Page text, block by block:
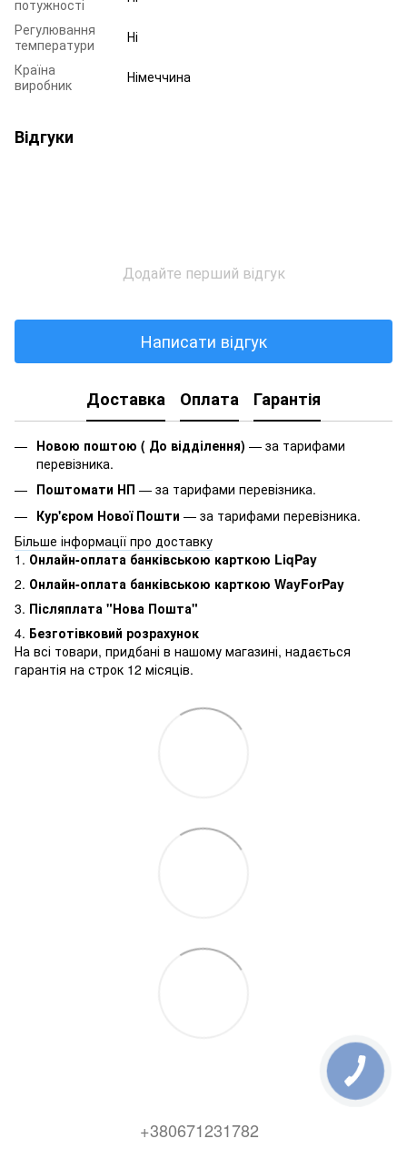
потужності
Регулювання
температури
Ні
Країна
виробник
Німеччина
Відгуки
Додайте перший відгук
Написати відгук
Доставка Оплата Гарантія
Новою поштою ( До відділення) — за тарифами
перевізника.
Поштомати НП — за тарифами перевізника.
Кур'єром Нової Пошти — за тарифами перевізника.
Більше інформації про доставку
1. Онлайн-оплата банківською карткою LiqPay
2. Онлайн-оплата банківською карткою WayForPay
3. Післяплата "Нова Пошта"
4. Безготівковий розрахунок
На всі товари, придбані в нашому магазині, надається
гарантія на строк 12 місяців.
+380671231782